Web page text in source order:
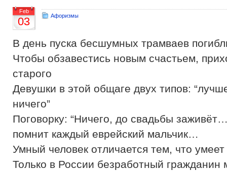
Feb
03 Афоризмы
В день пуска бесшумных трамваев
Чтобы обзавестись новым счастьем,
старого
Девушки в этой общаге двух типов:
ничего”
Поговорку: “Ничего, до свадьбы
помнит каждый еврейский мальчик…
Умный человек отличается тем, что
Только в России безработный гражданин